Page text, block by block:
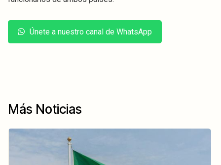
Únete a nuestro canal de WhatsApp
Más Noticias